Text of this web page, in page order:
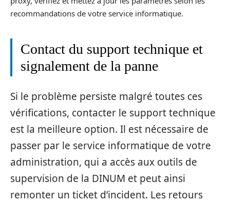
recommandations de votre service informatique.
Contact du support technique et
signalement de la panne
Si le problème persiste malgré toutes ces
vérifications, contacter le support technique
est la meilleure option. Il est nécessaire de
passer par le service informatique de votre
administration, qui a accès aux outils de
supervision de la DINUM et peut ainsi
remonter un ticket d’incident. Les retours